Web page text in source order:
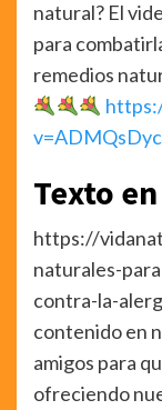
natural? El
para
remedios
Texto
https://
naturales-
contra-la-
contenido en
amigos para
ofreciendo